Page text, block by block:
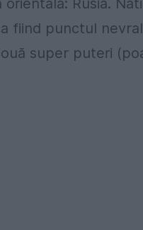
fiind punctul
super puteri